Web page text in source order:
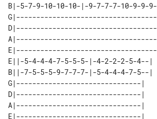
B|-5-7-9-10-10-10-|-9-7-7-7-10-9-9-9-
G|-----------------------------------
D|-----------------------------------
A|-----------------------------------
E|-----------------------------------
E||-5-4-4-4-7-5-5-5-|-4-2-2-2-5-4--|
B||-7-5-5-5-9-7-7-7-|-5-4-4-4-7-5--|
G|-------------------------------|
D|-------------------------------|
A|-------------------------------|